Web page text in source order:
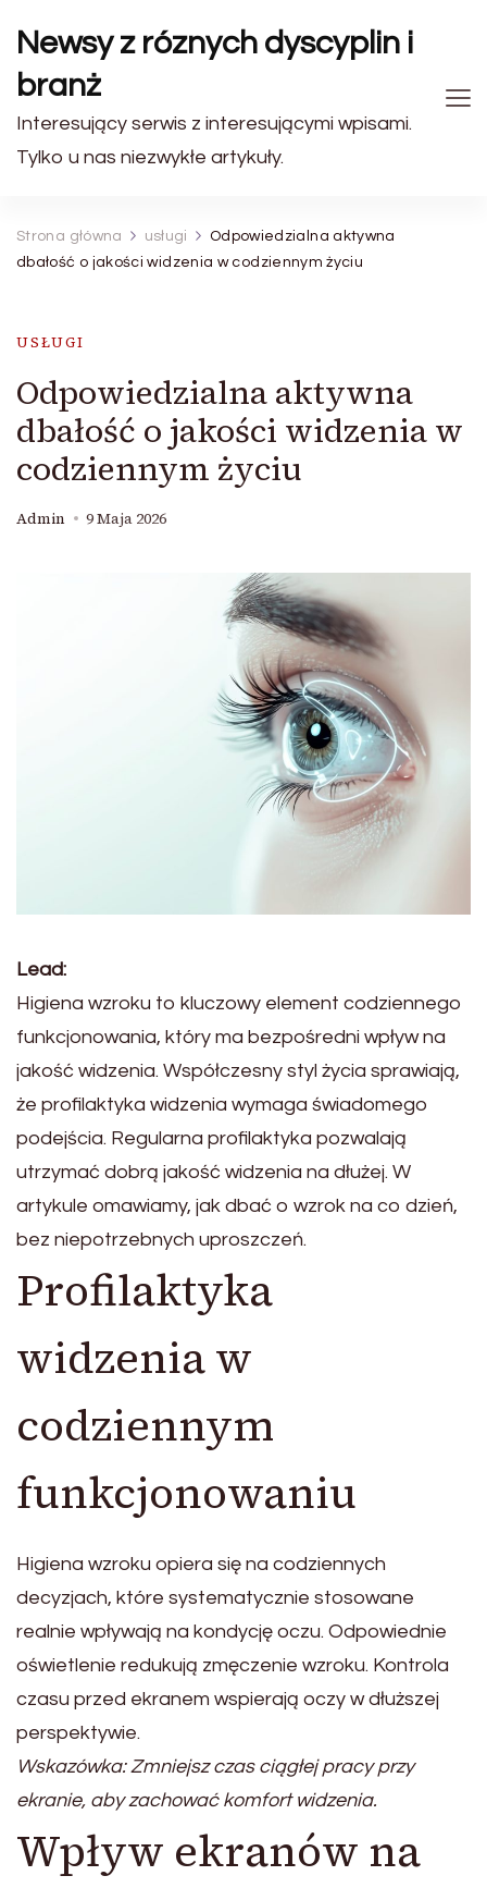
Newsy z róznych dyscyplin i
branż
Interesujący serwis z interesującymi wpisami.
Tylko u nas niezwykłe artykuły.
Strona główna usługi
Odpowiedzialna aktywna
dbałość o jakości widzenia w codziennym życiu
USŁUGI
Odpowiedzialna aktywna
dbałość o jakości widzenia w
codziennym życiu
Admin 9 Maja 2026
Lead:
Higiena wzroku to kluczowy element codziennego
funkcjonowania, który ma bezpośredni wpływ na
jakość widzenia. Współczesny styl życia sprawiają,
że profilaktyka widzenia wymaga świadomego
podejścia. Regularna profilaktyka pozwalają
utrzymać dobrą jakość widzenia na dłużej. W
artykule omawiamy, jak dbać o wzrok na co dzień,
bez niepotrzebnych uproszczeń.
Profilaktyka
widzenia w
codziennym
funkcjonowaniu
Higiena wzroku opiera się na codziennych
decyzjach, które systematycznie stosowane
realnie wpływają na kondycję oczu. Odpowiednie
oświetlenie redukują zmęczenie wzroku. Kontrola
czasu przed ekranem wspierają oczy w dłuższej
perspektywie.
Wskazówka: Zmniejsz czas ciągłej pracy przy
ekranie, aby zachować komfort widzenia.
Wpływ ekranów na